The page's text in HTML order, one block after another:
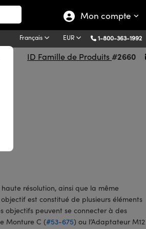
Mon compte
Français EUR 1-800-363-1992
ID Famille de Produits #2660
résolution, ainsi que la même
est constitué de plusieurs éléments
objectifs peuvent se connecter à des
Monture C (#53-675) ou l’Adaptateur M12